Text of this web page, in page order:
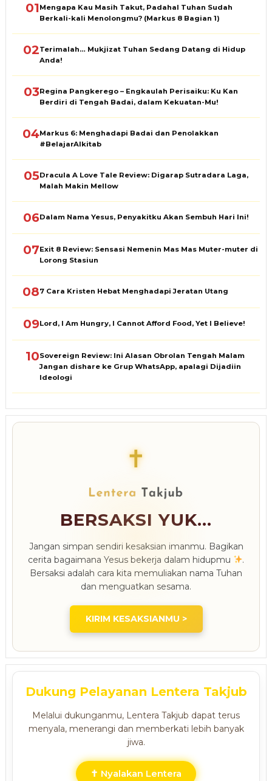
01Mengapa Kau Masih Takut, Padahal Tuhan Sudah
Berkali-kali Menolongmu? (Markus 8 Bagian 1)
02Terimalah… Mukjizat Tuhan Sedang Datang di Hidup
Anda!
03Regina Pangkerego – Engkaulah Perisaiku: Ku Kan
Berdiri di Tengah Badai, dalam Kekuatan-Mu!
04Markus 6: Menghadapi Badai dan Penolakkan
#BelajarAlkitab
05Dracula A Love Tale Review: Digarap Sutradara Laga,
Malah Makin Mellow
06Dalam Nama Yesus, Penyakitku Akan Sembuh Hari Ini!
07Exit 8 Review: Sensasi Nemenin Mas Mas Muter-muter di
Lorong Stasiun
087 Cara Kristen Hebat Menghadapi Jeratan Utang
09Lord, I Am Hungry, I Cannot Afford Food, Yet I Believe!
10Sovereign Review: Ini Alasan Obrolan Tengah Malam
Jangan dishare ke Grup WhatsApp, apalagi Dijadiin
Ideologi
✝
BERSAKSI YUK...
Jangan simpan sendiri kesaksian imanmu. Bagikan
cerita bagaimana Yesus bekerja dalam hidupmu
.
Bersaksi adalah cara kita memuliakan nama Tuhan
dan menguatkan sesama.
KIRIM KESAKSIANMU >
Dukung Pelayanan Lentera Takjub
Melalui dukunganmu, Lentera Takjub dapat terus
menyala, menerangi dan memberkati lebih banyak
jiwa.
✝ Nyalakan Lentera